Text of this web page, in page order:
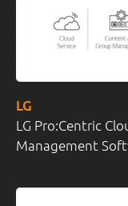
LG Pro:Centric
Management
LG